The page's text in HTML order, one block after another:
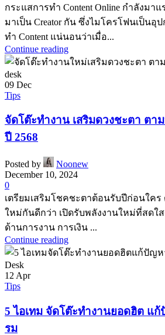
กระแสการทำ Content Online กำลังมา
มาเป็น Creator กัน ซึ่งไมโครโฟนเป็น
ทำ Content แน่นอนว่าเมื่อ...
Continue reading
09 Dec
Tips
จัดโต๊ะทำงาน เสริมดวงชะตา ตา
ปี 2568
Posted by
Noonew
December 10, 2024
0
เตรียมเสริมโชคชะตาต้อนรับปีก่อนใคร
ใหม่กันดีกว่า เปิดรับพลังงานใหม่ที่สดใ
ด้านการงาน การเงิน ...
Continue reading
12 Apr
Tips
5 ไอเทม จัดโต๊ะทำงานยอดฮิต แ
รม